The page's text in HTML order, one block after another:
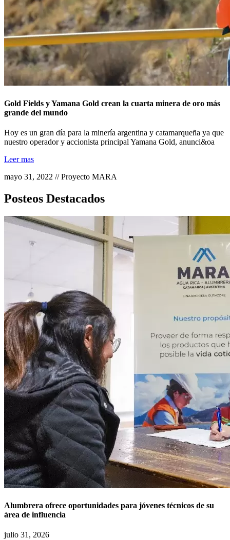
Gold Fields y Yamana Gold crean la cuarta minera de oro más
grande del mundo
Hoy es un gran día para la minería argentina y catamarqueña ya que
nuestro operador y accionista principal Yamana Gold, anunci&oa
Leer mas
mayo 31, 2022 // Proyecto MARA
Posteos Destacados
Alumbrera ofrece oportunidades para jóvenes técnicos de su
área de influencia
julio 31, 2026